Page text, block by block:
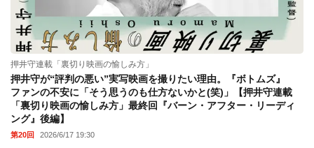
押井守連載「裏切り映画の愉しみ方」
押井守が“評判の悪い”実写映画を撮りたい理由。『ボトムズ』
ファンの不安に「そう思うのも仕方ないかと(笑)」【押井守連載
「裏切り映画の愉しみ方」最終回『バーン・アフター・リーディ
ング』後編】
第20回 2026/6/17 19:30